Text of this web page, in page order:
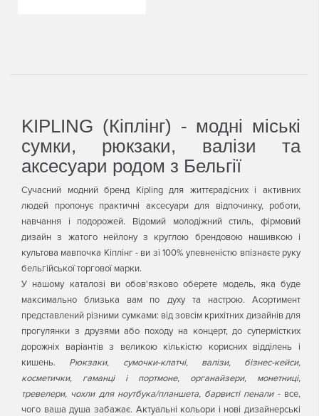
KIPLING (Кіплінг) - модні міські
сумки, рюкзаки, валізи та
аксесуари родом з Бельгії
Сучасний модний бренд Kipling для життєрадісних і активних
людей пропонує практичні аксесуари для відпочинку, роботи,
навчання і подорожей. Відомий молодіжний стиль, фірмовий
дизайн з жатого нейлону з круглою брендовою нашивкою і
культова мавпочка Кіплінг - ви зі 100% упевненістю впізнаєте руку
бельгійської торгової марки.
У нашому каталозі ви обов'язково оберете модель, яка буде
максимально близька вам по духу та настрою. Асортимент
представлений різними сумками: від зовсім крихітних дизайнів для
прогулянки з друзями або походу на концерт, до супермістких
дорожніх варіантів з великою кількістю корисних відділень і
кишень. Рюкзаки, сумочки-клатчі, валізи, бізнес-кейси,
косметички, гаманці і портмоне, органайзери, монетниці,
тревелери, чохли для ноутбука/планшета, барвисті пенали- все,
чого ваша душа забажає. Актуальні кольори і нові дизайнерські